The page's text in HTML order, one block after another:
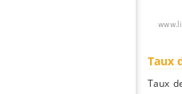
Taux
Taux